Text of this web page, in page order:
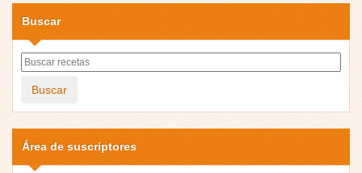
Buscar
Buscar
Área de suscriptores